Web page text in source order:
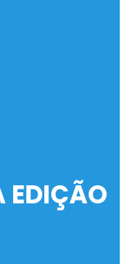
EDIÇÃO